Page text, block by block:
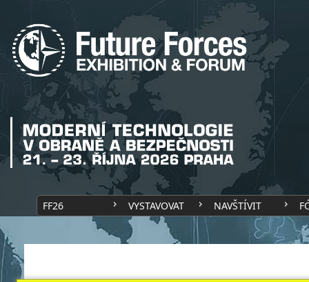
FF26 VYSTAVOVAT NAVŠTÍVIT